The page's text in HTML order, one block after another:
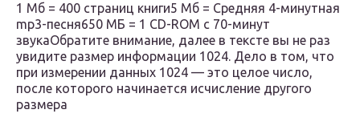
1 Mб = 400 страниц книги5 Мб = Средняя 4-минутная
mp3-песня650 МБ = 1 CD-ROM с 70-минут
звукаОбратите внимание, далее в тексте вы не раз
увидите размер информации 1024. Дело в том, что
при измерении данных 1024 — это целое число,
после которого начинается исчисление другого
размера